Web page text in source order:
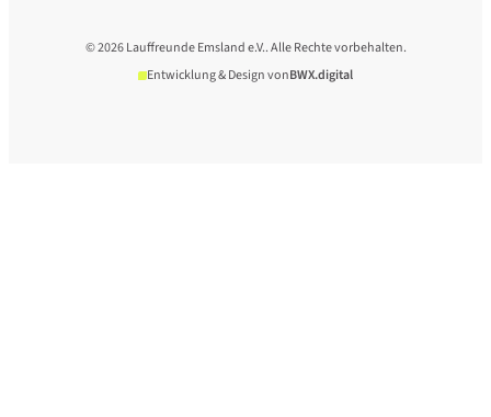
© 2026 Lauffreunde Emsland e.V.. Alle Rechte vorbehalten.
Entwicklung & Design vonBWX.digital